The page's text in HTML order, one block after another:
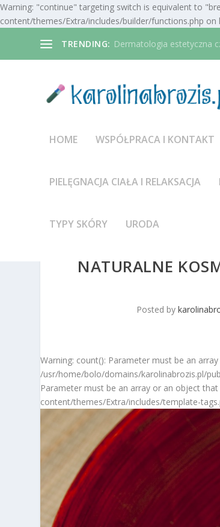
Warning: "continue" targeting switch is equivalent to
content/themes/Extra/includes/builder/functions.php on
TRENDING: Dermatologia estetyczna
HOME WSPÓŁPRACA I KONTAKT
PIELĘGNACJA CIAŁA I RELAKSACJA
TYPY SKÓRY URODA
NATURALNE
Posted by
Warning: count(): Parameter must be an
/usr/home/bolo/domains/karolinabrozis.pl/
Parameter must be an array or an object
content/themes/Extra/includes/template-